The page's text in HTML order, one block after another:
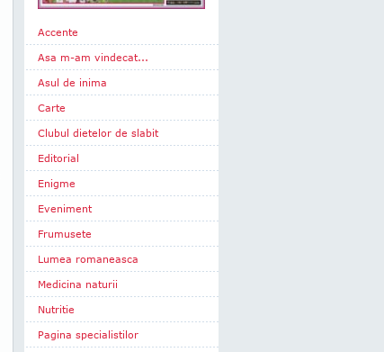
Accente
Asa m-am vindecat...
Asul de inima
Carte
Clubul dietelor de slabit
Editorial
Enigme
Eveniment
Frumusete
Lumea romaneasca
Medicina naturii
Nutritie
Pagina specialistilor